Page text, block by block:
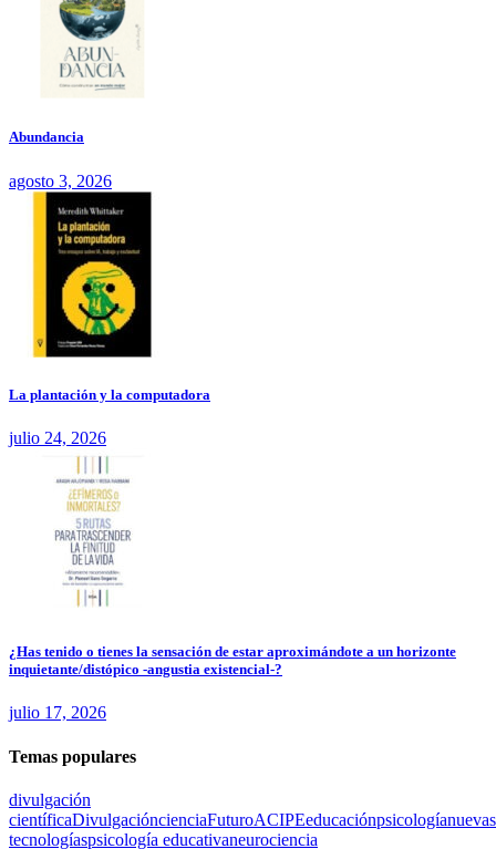
Abundancia
agosto 3, 2026
La plantación y la computadora
julio 24, 2026
¿Has tenido o tienes la sensación de estar aproximándote a un horizonte
inquietante/distópico -angustia existencial-?
julio 17, 2026
Temas populares
divulgación
científicaDivulgacióncienciaFuturoACIPEeducaciónpsicologíanuevas
tecnologíaspsicología educativaneurociencia